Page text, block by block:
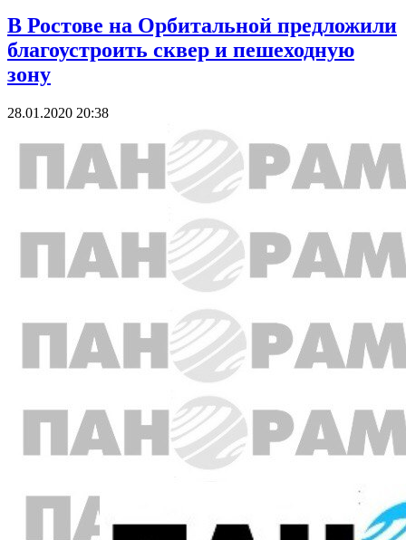
В Ростове на Орбитальной предложили
благоустроить сквер и пешеходную
зону
28.01.2020 20:38